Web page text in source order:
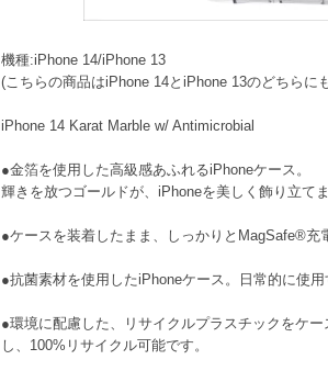
機種:iPhone 14/iPhone 13
(こちらの商品はiPhone 14とiPhone 13のどちらに
iPhone 14 Karat Marble w/ Antimicrobial
●金箔を使用した高級感あふれるiPhoneケース。
輝きを放つゴールドが、iPhoneを美しく飾り立てま
●ケースを装着したまま、しっかりとMagSafe®充
●抗菌素材を使用したiPhoneケース。日常的に使
●環境に配慮した、リサイクルプラスチックをケ
し、100%リサイクル可能です。